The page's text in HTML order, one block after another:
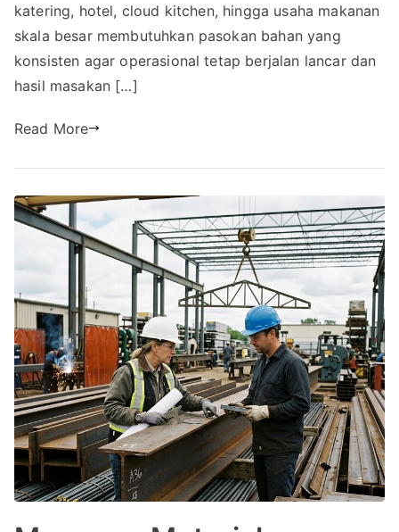
katering, hotel, cloud kitchen, hingga usaha makanan
skala besar membutuhkan pasokan bahan yang
konsisten agar operasional tetap berjalan lancar dan
hasil masakan […]
Read More